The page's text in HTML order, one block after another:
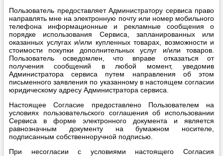
Пользователь предоставляет Администратору сервиса право
направлять мне на электронную почту или номер мобильного
телефона информационные и рекламные сообщения о
порядке использования Сервиса, запланированных или
оказанных услугах и/или купленных товарах, возможности и
стоимости покупки дополнительных услуг и/или товаров.
Пользователь осведомлен, что вправе отказаться от
получения сообщений в любой момент, уведомив
Администратора сервиса путем направления об этом
письменного заявления по указанному в настоящем согласии
юридическому адресу Администратора сервиса.
Настоящее Согласие предоставлено Пользователем на
условиях пользовательского соглашения об использовании
Сервиса в форме электронного документа и является
равнозначным документу на бумажном носителе,
подписанным собственноручной подписью.
При несогласии с условиями настоящего Согласия